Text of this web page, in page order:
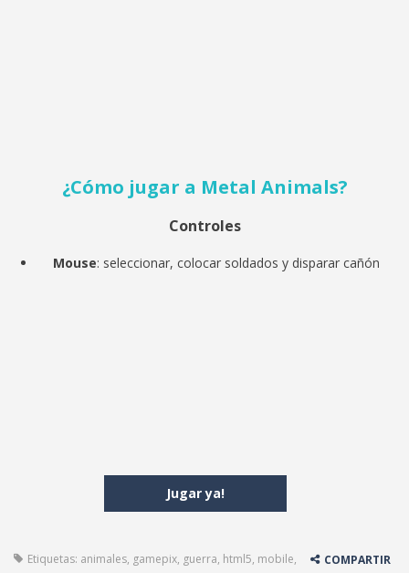
Jugar ya!
¿Cómo jugar a Metal Animals?
Controles
Mouse: seleccionar, colocar soldados y disparar cañón
Etiquetas: animales, gamepix, guerra, html5, mobile,
COMPARTIR